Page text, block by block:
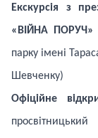
Екскурсія з
«ВІЙНА
парку імені
Шевченку)
Офіційне